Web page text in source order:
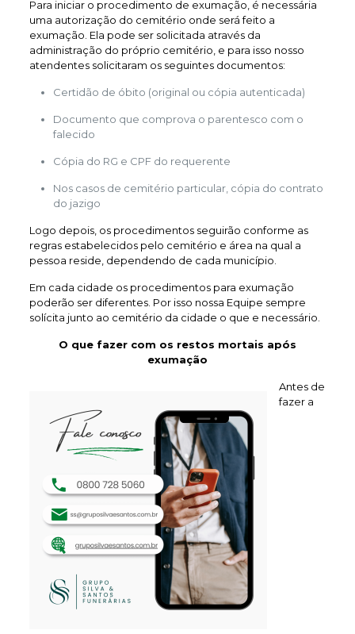
Para iniciar o procedimento de exumação, é necessária
uma autorização do cemitério onde será feito a
exumação. Ela pode ser solicitada através da
administração do próprio cemitério, e para isso nosso
atendentes solicitaram os seguintes documentos:
Certidão de óbito (original ou cópia autenticada)
Documento que comprova o parentesco com o
falecido
Cópia do RG e CPF do requerente
Nos casos de cemitério particular, cópia do contrato
do jazigo
Logo depois, os procedimentos seguirão conforme as
regras estabelecidos pelo cemitério e área na qual a
pessoa reside, dependendo de cada município.
Em cada cidade os procedimentos para exumação
poderão ser diferentes. Por isso nossa Equipe sempre
solícita junto ao cemitério da cidade o que e necessário.
O que fazer com os restos mortais após
exumação
Antes de
fazer a